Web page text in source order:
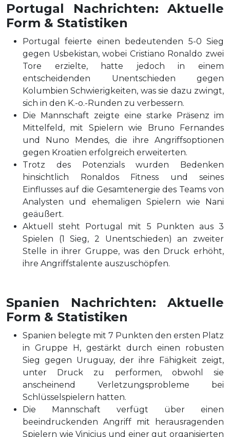
Portugal Nachrichten: Aktuelle
Form & Statistiken
Portugal feierte einen bedeutenden 5-0 Sieg
gegen Usbekistan, wobei Cristiano Ronaldo zwei
Tore erzielte, hatte jedoch in einem
entscheidenden Unentschieden gegen
Kolumbien Schwierigkeiten, was sie dazu zwingt,
sich in den K.-o.-Runden zu verbessern.
Die Mannschaft zeigte eine starke Präsenz im
Mittelfeld, mit Spielern wie Bruno Fernandes
und Nuno Mendes, die ihre Angriffsoptionen
gegen Kroatien erfolgreich erweiterten.
Trotz des Potenzials wurden Bedenken
hinsichtlich Ronaldos Fitness und seines
Einflusses auf die Gesamtenergie des Teams von
Analysten und ehemaligen Spielern wie Nani
geäußert.
Aktuell steht Portugal mit 5 Punkten aus 3
Spielen (1 Sieg, 2 Unentschieden) an zweiter
Stelle in ihrer Gruppe, was den Druck erhöht,
ihre Angriffstalente auszuschöpfen.
Spanien Nachrichten: Aktuelle
Form & Statistiken
Spanien belegte mit 7 Punkten den ersten Platz
in Gruppe H, gestärkt durch einen robusten
Sieg gegen Uruguay, der ihre Fähigkeit zeigt,
unter Druck zu performen, obwohl sie
anscheinend Verletzungsprobleme bei
Schlüsselspielern hatten.
Die Mannschaft verfügt über einen
beeindruckenden Angriff mit herausragenden
Spielern wie Vinicius und einer gut organisierten